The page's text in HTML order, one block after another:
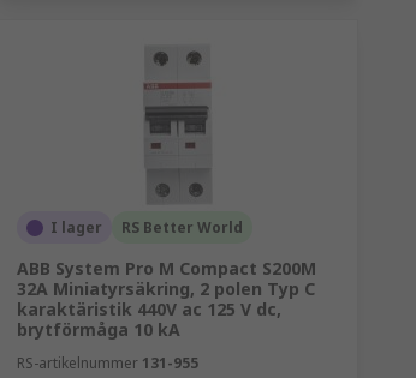
I lager RS Better World
ABB System Pro M Compact S200M
32A Miniatyrsäkring, 2 polen Typ C
karaktäristik 440V ac 125 V dc,
brytförmåga 10 kA
RS-artikelnummer 131-955